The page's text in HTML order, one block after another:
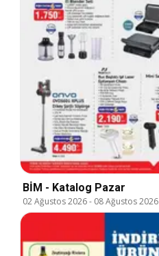
BİM - Katalog Pazar
02 Ağustos 2026- 08 Ağustos 2026